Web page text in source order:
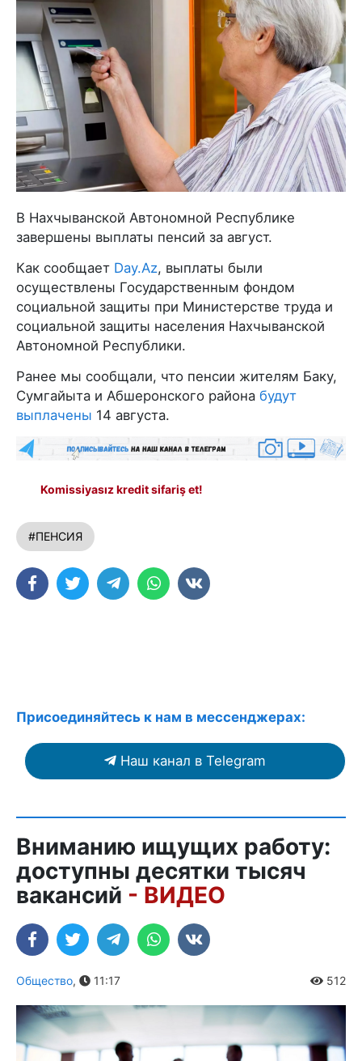
В Нахчыванской Автономной Республике
завершены выплаты пенсий за август.
Как сообщает Day.Az, выплаты были
осуществлены Государственным фондом
социальной защиты при Министерстве труда и
социальной защиты населения Нахчыванской
Автономной Республики.
Ранее мы сообщали, что пенсии жителям Баку,
Сумгайыта и Абшеронского района будут
выплачены 14 августа.
Komissiyasız kredit sifariş et!
#ПЕНСИЯ
Присоединяйтесь к нам в мессенджерах:
Наш канал в Telegram
Вниманию ищущих работу:
доступны десятки тысяч
вакансий - ВИДЕО
Общество, 11:17 512